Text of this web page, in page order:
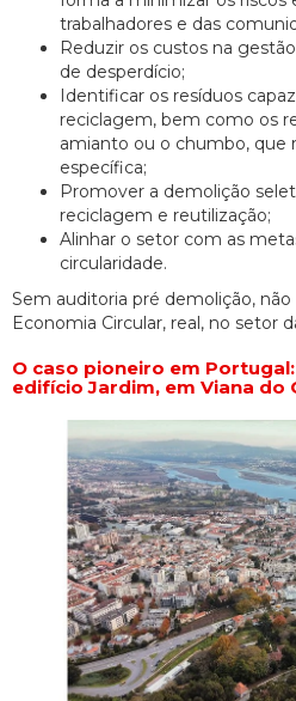
trabalhadores e das
Reduzir os custos na
de desperdício;
Identificar os resíduos
reciclagem, bem como os
amianto ou o chumbo,
específica;
Promover a demolição
reciclagem e reutilização;
Alinhar o setor com as
circularidade.
Sem auditoria pré demolição,
Economia Circular, real, no setor
O caso pioneiro em
edifício Jardim, em Viana do